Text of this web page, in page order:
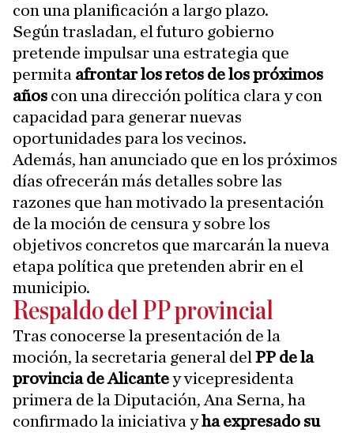
con una planificación a largo plazo.
Según trasladan, el futuro gobierno
pretende impulsar una estrategia que
permita afrontar los retos de los próximos
años con una dirección política clara y con
capacidad para generar nuevas
oportunidades para los vecinos.
Además, han anunciado que en los próximos
días ofrecerán más detalles sobre las
razones que han motivado la presentación
de la moción de censura y sobre los
objetivos concretos que marcarán la nueva
etapa política que pretenden abrir en el
municipio.
Respaldo del PP provincial
Tras conocerse la presentación de la
moción, la secretaria general del PP de la
provincia de Alicantey vicepresidenta
primera de la Diputación, Ana Serna, ha
confirmado la iniciativa yha expresado su